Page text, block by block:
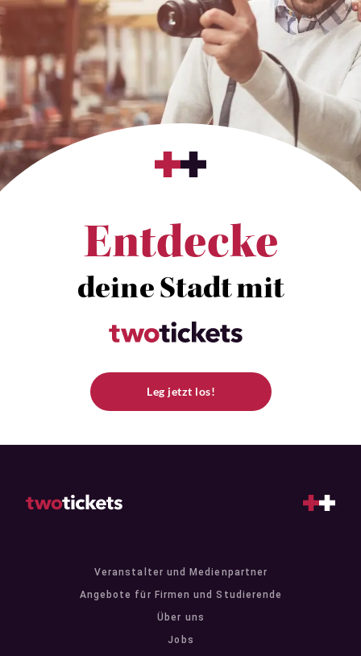
Entdecke
deine Stadt mit
Leg jetzt los!
Veranstalter und Medienpartner
Angebote für Firmen und Studierende
Über uns
Jobs